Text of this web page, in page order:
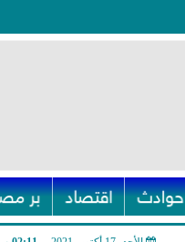
حوادث اقتصاد بر